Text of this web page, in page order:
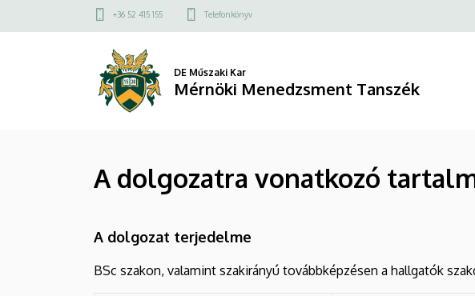
dolgozatra
vonatkozó
Menedzsment
Tanszék
a
Felső
menü
+36 52 415 155 Telefonkönyv
DE Műszaki Kar
Mérnöki Menedzsment Tanszék
A dolgozatra vonatkozó
A dolgozat terjedelme
BSc szakon, valamint szakirányú továbbképzésen a hallgatók